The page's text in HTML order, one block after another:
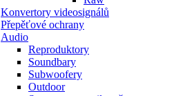
Konvertory videosignálů
Přepěťové ochrany
Audio
Reproduktory
Soundbary
Subwoofery
Outdoor